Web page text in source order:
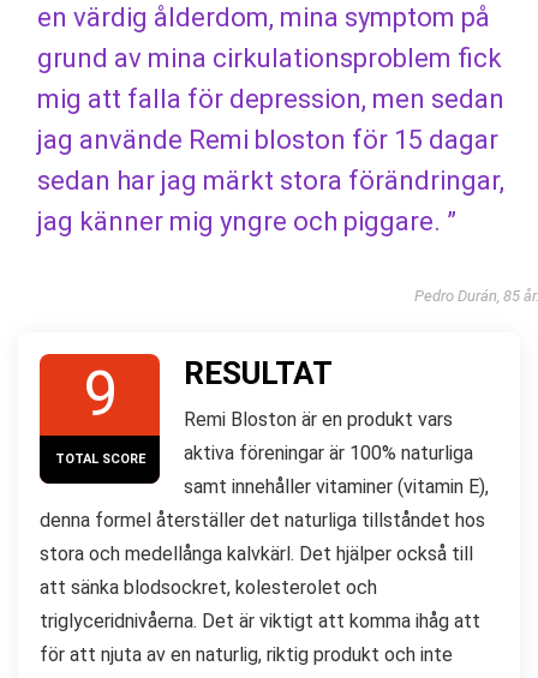
en värdig ålderdom, mina symptom på
grund av mina cirkulationsproblem fick
mig att falla för depression, men sedan
jag använde Remi bloston för 15 dagar
sedan har jag märkt stora förändringar,
jag känner mig yngre och piggare. ”
Pedro Durán, 85 år.
9
TOTAL SCORE
RESULTAT
Remi Bloston är en produkt vars
aktiva föreningar är 100% naturliga
samt innehåller vitaminer (vitamin E),
denna formel återställer det naturliga tillståndet hos
stora och medellånga kalvkärl. Det hjälper också till
att sänka blodsockret, kolesterolet och
triglyceridnivåerna. Det är viktigt att komma ihåg att
för att njuta av en naturlig, riktig produkt och inte